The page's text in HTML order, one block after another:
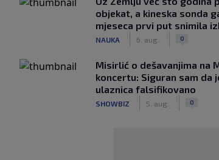
objekat, a kineska sonda
mjeseca prvi put snimila
NAUKA 6. aug. 0
Misirlić o dešavanjima na
koncertu: Siguran sam da
ulaznica falsifikovano
SHOWBIZ 5. aug. 0